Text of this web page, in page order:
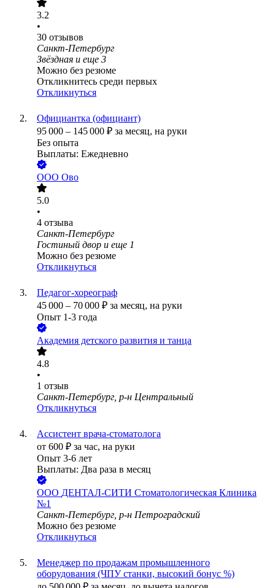
3.2
•
30 отзывов
Санкт-Петербург
Звёздная и еще 3
Можно без резюме
Откликнитесь среди первых
Откликнуться
Официантка (официант)
95 000 – 145 000 ₽ за месяц, на руки
Без опыта
Выплаты: Ежедневно
ООО Ово
5.0
•
4 отзыва
Санкт-Петербург
Гостиный двор и еще 1
Можно без резюме
Откликнуться
Педагог-хореограф
45 000 – 70 000 ₽ за месяц, на руки
Опыт 1-3 года
Академия детского развития и танца
4.8
•
1 отзыв
Санкт-Петербург, р-н Центральный
Откликнуться
Ассистент врача-стоматолога
от 600 ₽ за час, на руки
Опыт 3-6 лет
Выплаты: Два раза в месяц
ООО ДЕНТАЛ-СИТИ Стоматологическая Клиника
№1
Санкт-Петербург, р-н Петроградский
Можно без резюме
Откликнуться
Менеджер по продажам промышленного
оборудования (ЧПУ станки, высокий бонус %)